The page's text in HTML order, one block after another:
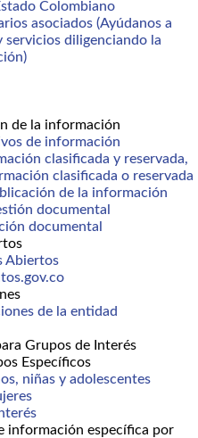
Colombiano
asociados (Ayúdanos a
servicios diligenciando la
de la información
de información
clasificada y reservada,
clasificada o reservada
de la información
documental
documental
Abiertos
de la entidad
Grupos de Interés
Específicos
niñas y adolescentes
información específica por